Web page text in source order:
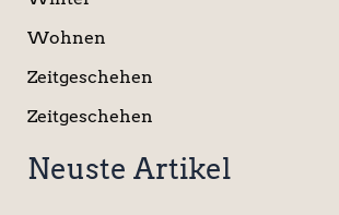
Wohnen
Zeitgeschehen
Zeitgeschehen
Neuste Artikel